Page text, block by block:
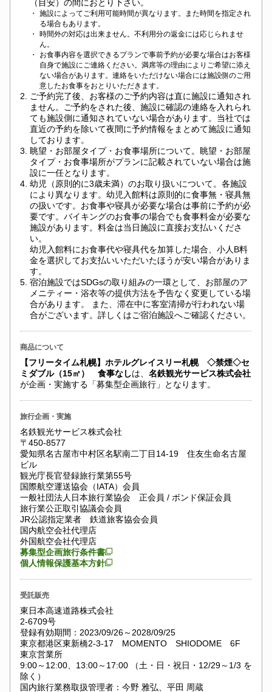
（目安）の間におとり下さい。
・
施設によってご利用可能時間が異なります。また時間を指定され
る場合もあります。
・
時間外の対応は出来ません。不利用分の返金には応じられませ
ん。
・
お食事内容を選択できるプランで事前予約が必要な場合はお客様
自身で施設にご連絡ください。満席等の理由によりご希望に添え
ない場合があります。連絡をいただけない場合には施設側のご用
意したお食事をおとりいただきます。
2.
ご予約完了後、お客様のご予約内容は直に施設に通知され
ません。ご予約をされた後、施設に確認の連絡を入れられ
ても施設側に通知されていない場合があります。当社では
直近の予約を除いて夜間に予約情報をまとめて施設に通知
しております。
3.
眺望・お部屋タイプ・お食事場所について。眺望・お部屋
タイプ・お食事場所がプランに記載されていない場合は施
設に一任となります。
4. 幼児（原則的に3歳未満）のお取り扱いについて。各施設
により異なります。幼児入館料は原則的に食事無・寝具無
の扱いです。お食事や寝具が必要な場合は事前に予約が必
要です。バイキングのお食事の場合でも食事料金が必要な
施設があります。料金は当日施設に直接お支払いくださ
い。
幼児入館料にお食事代や寝具代を加算した場合、小人B料
金を選択してお支払いいただいたほうが安い場合がありま
す。
5. 宿泊施設ではSDGsの取り組みの一環として、お部屋のア
メニティー・浴衣等の提供方法を予告なく変更している場
合があります。 また、滞在中に客室清掃が行われない場
合がございます。詳しくはご宿泊施設へご確認ください。
商品について
【フリータイム札幌】ホテルグレイスリー札幌 ◇禁煙◇セ
ミダブル（15㎡） 食事なしは、 名鉄観光サービス株式会社
が企画・実施する「募集型企画旅行」となります。
旅行企画・実施
名鉄観光サービス株式会社
〒450-8577
愛知県名古屋市中村区名駅南二丁目14-19 住友生命名古屋
ビル
観光庁長官登録旅行業第55号
国際航空運送協会（IATA）会員
一般社団法人日本旅行業協会 正会員 / ボンド保証会員
旅行業公正取引協議会会員
JR公認指定業者 鉄道旅客協会会員
国内航空会社代理店
外国航空会社代理店
募集型企画旅行条件書
個人情報保護基本方針
受託販売
東日本高速道路株式会社
2-6709号
登録有効期間：2023/09/26～2028/09/25
東京都港区東新橋2-3-17 MOMENTO SHIODOME 6F
東京営業所
9:00～12:00、13:00～17:00 （土・日・祝日・12/29～1/3 を
除く）
国内旅行業務取扱管理者：今野 雅弘、平田 周蔵